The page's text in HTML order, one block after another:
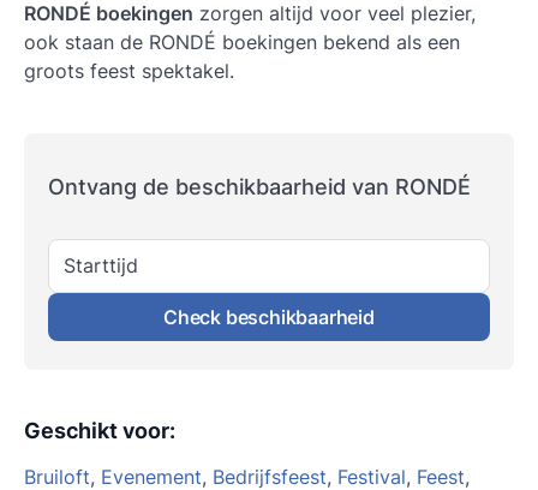
RONDÉ boekingen zorgen altijd voor veel plezier,
ook staan de RONDÉ boekingen bekend als een
groots feest spektakel.
Ontvang de beschikbaarheid van RONDÉ
Starttijd
Check beschikbaarheid
Geschikt voor:
Bruiloft, Evenement, Bedrijfsfeest, Festival, Feest,